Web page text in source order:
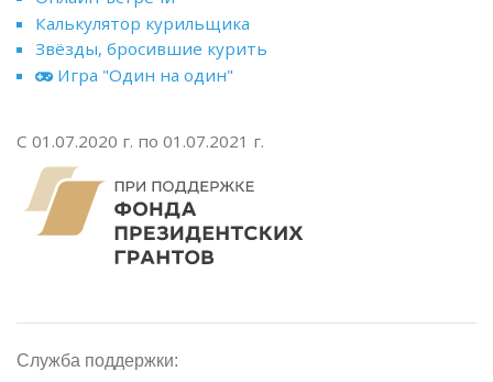
Калькулятор курильщика
Звёзды, бросившие курить
Игра "Один на один"
С 01.07.2020 г. по 01.07.2021 г.
Служба поддержки: